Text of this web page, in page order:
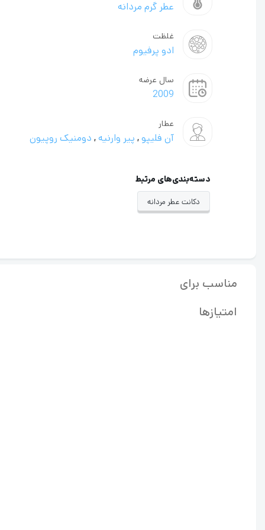
عطر گرم مردانه
غلظت
ادو پرفیوم
سال عرضه
2009
عطار
آن فلیپو, پیر وارنیه, دومنیک روپیون
دسته‌بندی‌های مرتبط
دکانت عطر مردانه
مناسب برای
امتیازها